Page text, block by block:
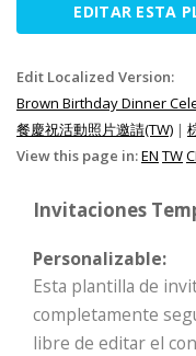
EDITAR ESTA
Edit Localized Version:
Brown Birthday Dinner
餐慶祝活動照片邀請(TW) |
View this page in:EN TW
Invitaciones
Personalizable:
Esta plantilla de
completamente
libre de editar el